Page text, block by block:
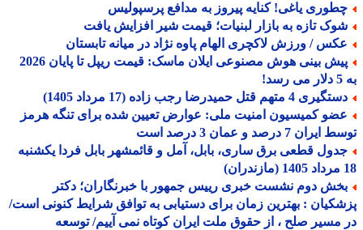
یاغی! کنایه پیروز به مدافع پرسپولیس
تازه به بازار لبنیات؛ قیمت شیر افزایش یافت
/ ورزش لاکچری الهام پاوه نژاد در میانه تابستان
پیش بینی هوش مصنوعی ایلان ماسک: قیمت ریپل تا پایان 2026
4 متهم قتل حمیدرضا رجب زاده (17 مرداد 1405)
کمیسیون امنیت ملی: عوارض تعیین شده برای تنگه هرمز
7 درصد و عمان 3 درصد است
قطعی برق ساری، بابل، آمل و قائمشهر بابل فردا یکشنبه
دوم نشست خبری رییس جمهور با خبرنگاران؛ دکتر
: بهترین زمان برای دستیابی به توافق شرایط کنونی است/
مسیر صلح ، از حقوق ملت ایران کوتاه نمی آییم/ توسعه